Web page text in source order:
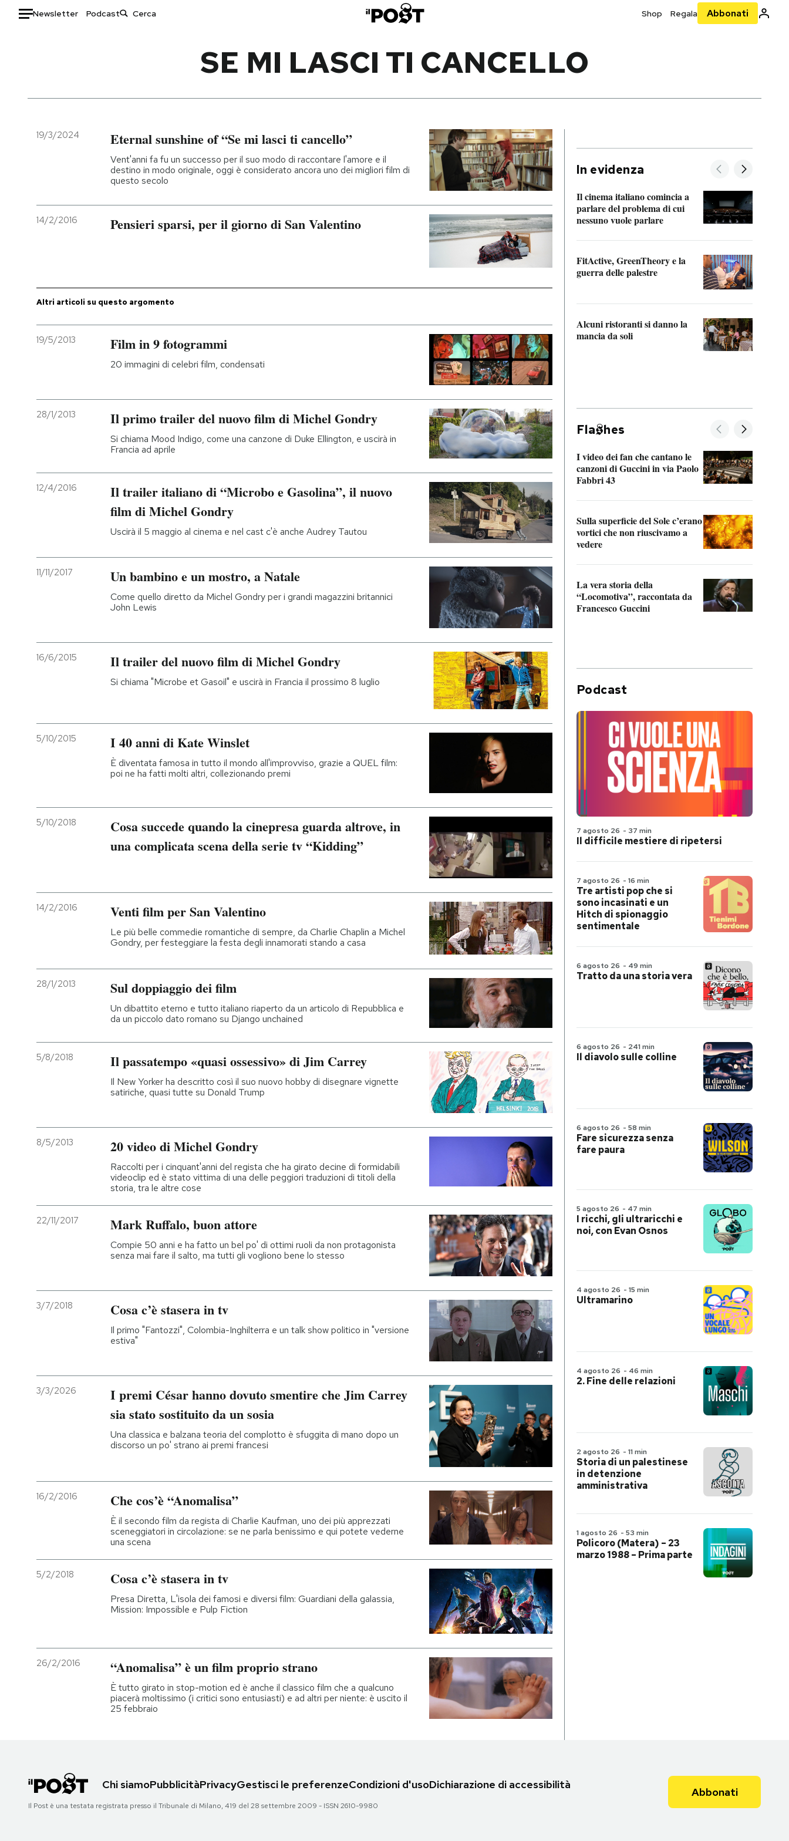
Newsletter Podcast Shop Regala Abbonati
Italia
Politica
Economia
Moda
Ok Boomer!
Media
Mondiali calcio 2026
PODCAST
NEWSLETTER
SHOP
SE MI LASCI TI CANCELLO
19/3/2024 Eternal sunshine of “Se mi lasci ti cancello”
Vent'anni fa fu un successo per il suo modo di raccontare l'amore e il
destino in modo originale, oggi è considerato ancora uno dei migliori film di
questo secolo
14/2/2016 Pensieri sparsi, per il giorno di San Valentino
Altri articoli su questo argomento
19/5/2013 Film in 9 fotogrammi
20 immagini di celebri film, condensati
28/1/2013 Il primo trailer del nuovo film di Michel Gondry
Si chiama Mood Indigo, come una canzone di Duke Ellington, e uscirà in
Francia ad aprile
12/4/2016
Il trailer italiano di “Microbo e Gasolina”, il nuovo
film di Michel Gondry
Uscirà il 5 maggio al cinema e nel cast c'è anche Audrey Tautou
11/11/2017 Un bambino e un mostro, a Natale
Come quello diretto da Michel Gondry per i grandi magazzini britannici
John Lewis
16/6/2015 Il trailer del nuovo film di Michel Gondry
Si chiama "Microbe et Gasoil" e uscirà in Francia il prossimo 8 luglio
5/10/2015 I 40 anni di Kate Winslet
È diventata famosa in tutto il mondo all'improvviso, grazie a QUEL film:
poi ne ha fatti molti altri, collezionando premi
5/10/2018
Cosa succede quando la cinepresa guarda altrove, in
una complicata scena della serie tv “Kidding”
14/2/2016 Venti film per San Valentino
Le più belle commedie romantiche di sempre, da Charlie Chaplin a Michel
Gondry, per festeggiare la festa degli innamorati stando a casa
28/1/2013 Sul doppiaggio dei film
Un dibattito eterno e tutto italiano riaperto da un articolo di Repubblica e
da un piccolo dato romano su Django unchained
5/8/2018 Il passatempo «quasi ossessivo» di Jim Carrey
Il New Yorker ha descritto così il suo nuovo hobby di disegnare vignette
satiriche, quasi tutte su Donald Trump
8/5/2013 20 video di Michel Gondry
Raccolti per i cinquant'anni del regista che ha girato decine di formidabili
videoclip ed è stato vittima di una delle peggiori traduzioni di titoli della
storia, tra le altre cose
22/11/2017 Mark Ruffalo, buon attore
Compie 50 anni e ha fatto un bel po' di ottimi ruoli da non protagonista
senza mai fare il salto, ma tutti gli vogliono bene lo stesso
3/7/2018 Cosa c’è stasera in tv
Il primo "Fantozzi", Colombia-Inghilterra e un talk show politico in "versione
estiva"
3/3/2026
I premi César hanno dovuto smentire che Jim Carrey
sia stato sostituito da un sosia
Una classica e balzana teoria del complotto è sfuggita di mano dopo un
discorso un po' strano ai premi francesi
16/2/2016 Che cos’è “Anomalisa”
È il secondo film da regista di Charlie Kaufman, uno dei più apprezzati
sceneggiatori in circolazione: se ne parla benissimo e qui potete vederne
una scena
5/2/2018 Cosa c’è stasera in tv
Presa Diretta, L'isola dei famosi e diversi film: Guardiani della galassia,
Mission: Impossible e Pulp Fiction
26/2/2016 “Anomalisa” è un film proprio strano
È tutto girato in stop-motion ed è anche il classico film che a qualcuno
piacerà moltissimo (i critici sono entusiasti) e ad altri per niente: è uscito il
25 febbraio
In evidenza
Il cinema italiano comincia a
parlare del problema di cui
nessuno vuole parlare
FitActive, GreenTheory e la
guerra delle palestre
Alcuni ristoranti si danno la
mancia da soli
Fla hes
I video dei fan che cantano le
canzoni di Guccini in via Paolo
Fabbri 43
Sulla superficie del Sole c’erano
vortici che non riuscivamo a
vedere
La vera storia della
“Locomotiva”, raccontata da
Francesco Guccini
Podcast
7 agosto 26 - 37 min
Il difficile mestiere di ripetersi
7 agosto 26 - 16 min
Tre artisti pop che si
sono incasinati e un
Hitch di spionaggio
sentimentale
6 agosto 26 - 49 min
Tratto da una storia vera
6 agosto 26 - 241 min
Il diavolo sulle colline
6 agosto 26 - 58 min
Fare sicurezza senza
fare paura
5 agosto 26 - 47 min
I ricchi, gli ultraricchi e
noi, con Evan Osnos
4 agosto 26 - 15 min
Ultramarino
4 agosto 26 - 46 min
2. Fine delle relazioni
2 agosto 26 - 11 min
Storia di un palestinese
in detenzione
amministrativa
1 agosto 26 - 53 min
Policoro (Matera) – 23
marzo 1988 – Prima parte
Chi siamoPubblicitàPrivacyGestisci le preferenzeCondizioni d'usoDichiarazione di accessibilità
Il Post è una testata registrata presso il Tribunale di Milano, 419 del 28 settembre 2009 - ISSN 2610-9980
Abbonati